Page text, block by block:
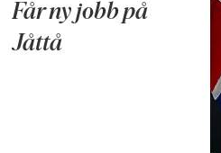
Får ny jobb på
Jåttå